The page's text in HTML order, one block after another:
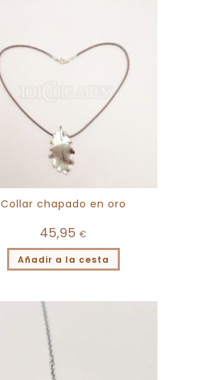
Collar chapado en oro
45,95 €
Añadir a la cesta